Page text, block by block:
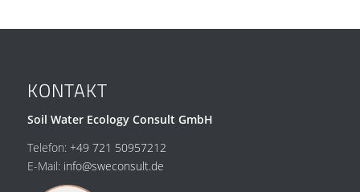
KONTAKT
Soil Water Ecology Consult GmbH
Telefon: +49 721 50957212
E-Mail: info@sweconsult.de